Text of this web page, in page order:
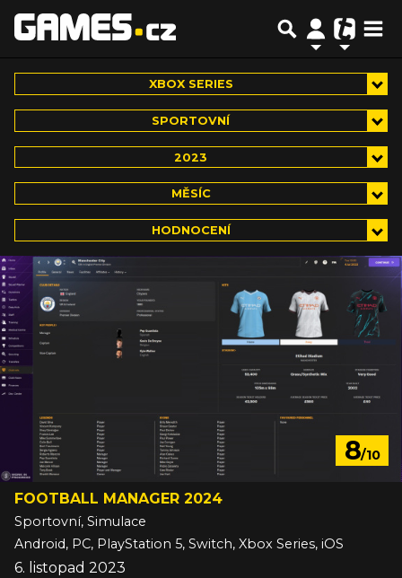
XBOX SERIES
SPORTOVNÍ
2023
MĚSÍC
HODNOCENÍ
8/10
FOOTBALL MANAGER 2024
Sportovní, Simulace
Android, PC, PlayStation 5, Switch, Xbox Series, iOS
6. listopad 2023